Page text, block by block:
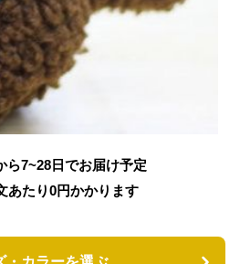
ら7~28日でお届け予定
あたり0円かかります